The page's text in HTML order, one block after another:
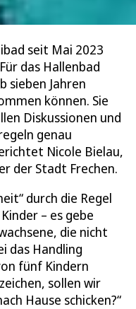
seit Mai 2023
das Hallenbad
sieben Jahren
können. Sie
Diskussionen und
genau
Nicole Bielau,
der Stadt Frechen.
durch die Regel
– es gebe
die nicht
das Handling
fünf Kindern
sollen wir
Hause schicken?“